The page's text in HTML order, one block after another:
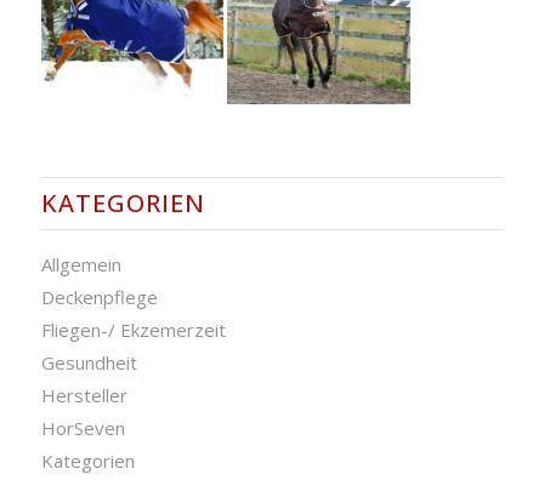
KATEGORIEN
Allgemein
Deckenpflege
Fliegen-/ Ekzemerzeit
Gesundheit
Hersteller
HorSeven
Kategorien